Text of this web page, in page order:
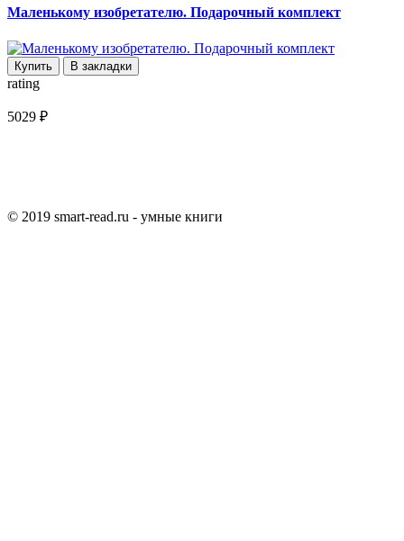
Маленькому изобретателю. Подарочный комплект
Купить В закладки
rating
5029 ₽
© 2019 smart-read.ru - умные книги